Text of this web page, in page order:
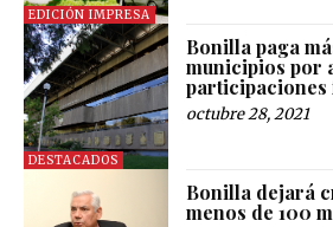
EDICIÓN IMPRESA
DESTACADOS
Bonilla paga
municipios por
participaciones
octubre 28, 2021
Bonilla dejará
menos de 100